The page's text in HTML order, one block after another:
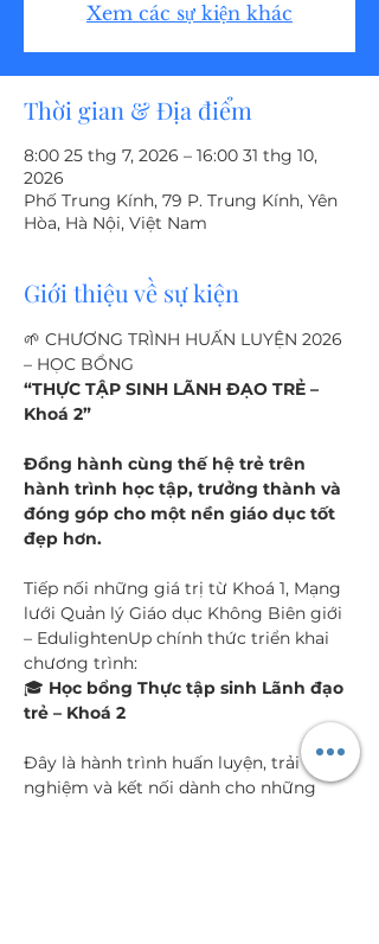
Xem các sự kiện khác
Thời gian & Địa điểm
8:00 25 thg 7, 2026 – 16:00 31 thg 10,
2026
Phố Trung Kính, 79 P. Trung Kính, Yên
Hòa, Hà Nội, Việt Nam
Giới thiệu về sự kiện
🌱 CHƯƠNG TRÌNH HUẤN LUYỆN 2026
– HỌC BỔNG
“THỰC TẬP SINH LÃNH ĐẠO TRẺ –
Khoá 2”
Đồng hành cùng thế hệ trẻ trên
hành trình học tập, trưởng thành và
đóng góp cho một nền giáo dục tốt
đẹp hơn.
Tiếp nối những giá trị từ Khoá 1, Mạng
lưới Quản lý Giáo dục Không Biên giới
– EdulightenUp chính thức triển khai
chương trình:
🎓 Học bổng Thực tập sinh Lãnh đạo
trẻ – Khoá 2
Đây là hành trình huấn luyện, trải
nghiệm và kết nối dành cho những